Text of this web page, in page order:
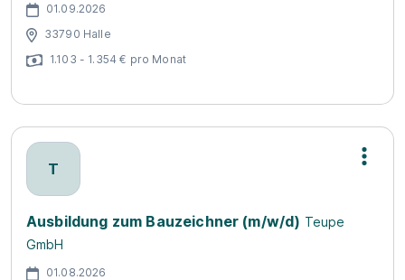
01.09.2026
33790 Halle
1.103 - 1.354 € pro Monat
T
Ausbildung zum Bauzeichner (m/w/d) Teupe
GmbH
01.08.2026